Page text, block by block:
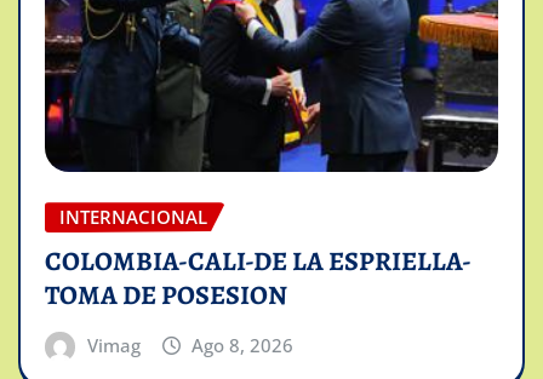
INTERNACIONAL
COLOMBIA-CALI-DE LA ESPRIELLA-
TOMA DE POSESION
Vimag Ago 8, 2026